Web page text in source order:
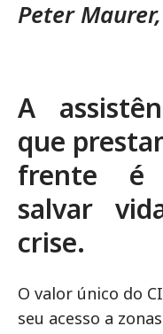
Peter
A
que
frente é
salvar
crise.
O valor único do
seu acesso a